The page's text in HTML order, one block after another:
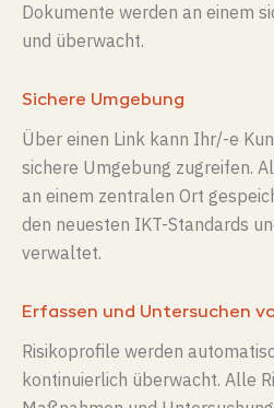
Dokumente werden an einem
und überwacht.
Sichere Umgebung
Über einen Link kann Ihr/-e
sichere Umgebung zugreifen.
an einem zentralen Ort
den neuesten IKT-Standards
verwaltet.
Erfassen und Untersuchen
Risikoprofile werden
kontinuierlich überwacht. Alle